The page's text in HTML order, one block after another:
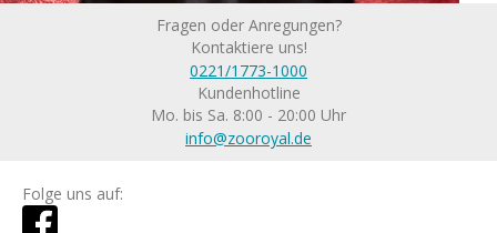
Fragen oder Anregungen?
Kontaktiere uns!
0221/1773-1000
Kundenhotline
Mo. bis Sa. 8:00 - 20:00 Uhr
info@zooroyal.de
Folge uns auf: